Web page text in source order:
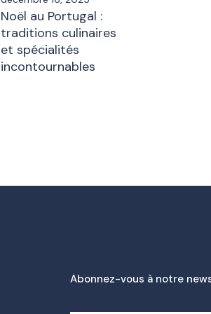
Noël au Portugal :
traditions culinaires
et spécialités
incontournables
Abonnez-vous à notre